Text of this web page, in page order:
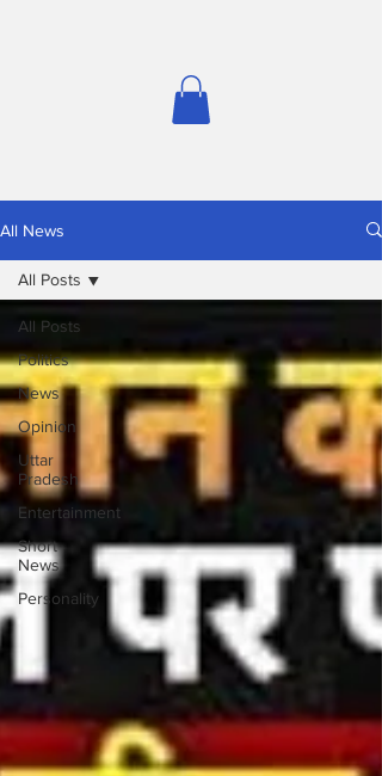
All News
All Posts
Politics
News
Opinion
Uttar
Pradesh
Entertainment
Short
News
Personality
All Posts